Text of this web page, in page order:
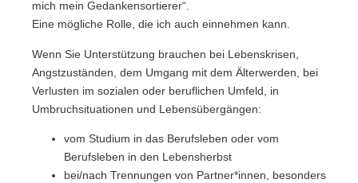
mich mein Gedankensortierer“.
Eine mögliche Rolle, die ich auch einnehmen kann.
Wenn Sie Unterstützung brauchen bei Lebenskrisen,
Angstzuständen, dem Umgang mit dem Älterwerden, bei
Verlusten im sozialen oder beruflichen Umfeld, in
Umbruchsituationen und Lebensübergängen:
vom Studium in das Berufsleben oder vom
Berufsleben in den Lebensherbst
bei/nach Trennungen von Partner*innen, besonders